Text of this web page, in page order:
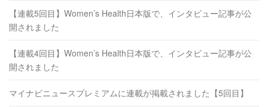
【連載5回目】Women’s Health日本版で、インタビュー記事が公
開されました
【連載4回目】Women’s Health日本版で、インタビュー記事が公
開されました
マイナビニュースプレミアムに連載が掲載されました【5回目】